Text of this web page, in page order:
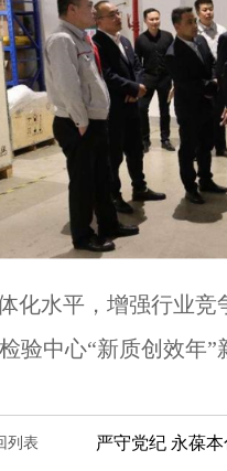
水平，增强行业竞
中心“新质创效年”
列表